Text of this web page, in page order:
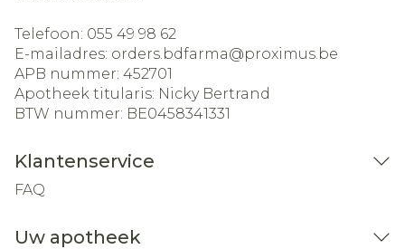
Telefoon: 055 49 98 62
E-mailadres: orders.bdfarma@proximus.be
APB nummer: 452701
Apotheek titularis: Nicky Bertrand
BTW nummer: BE0458341331
Klantenservice
FAQ
Uw apotheek